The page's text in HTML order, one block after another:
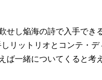
せし焔海の詩で入手でき
リットリオとコンテ・
ば一緒についてくると考